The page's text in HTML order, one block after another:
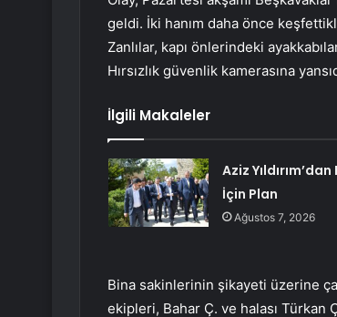
geldi. İki hanım daha önce
Zanlılar, kapı önlerindeki
Hırsızlık güvenlik kamerasına
İlgili Makaleler
Aziz
İçin Plan
Ağustos 7, 2026
Bina sakinlerinin şikayeti üzerine
ekipleri, Bahar Ç. ve halası